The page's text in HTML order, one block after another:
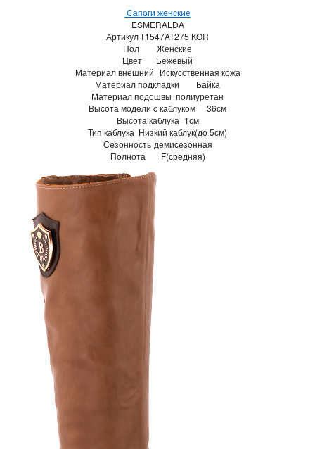
Сапоги женские
ESMERALDA
АртикулT1547AT275 KOR
Пол
Женские
Цвет
Бежевый
Материал внешний Искусственная кожа
Материал подкладки
Байка
Материал подошвы полиуретан
Высота модели с каблуком
36см
Высота каблука 1см
Тип каблука Низкий каблук(до 5см)
Сезонность демисезонная
Полнота
F(средняя)